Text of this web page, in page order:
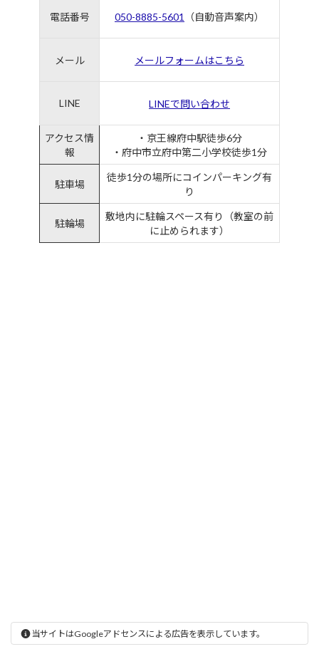
電話番号 050-8885-5601 （自動音声案内）
メール メールフォームはこちら
LINE LINEで問い合わせ
アクセス情
報
・京王線府中駅徒歩6分
・府中市立府中第二小学校徒歩1分
駐車場
徒歩1分の場所にコインパーキング有
り
駐輪場
敷地内に駐輪スペース有り（教室の前
に止められます）
当サイトはGoogleアドセンスによる広告を表示しています。